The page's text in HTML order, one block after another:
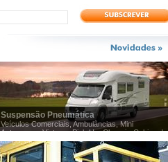
Suspensão Pneumática
Veículos Comerciais, Ambulâncias, Mini
Autocarros, Viaturas Pick Up, Chassis-Cabine de
carga, etc